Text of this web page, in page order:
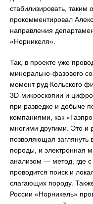
стабилизировать, таким
прокомментировал
направления
«Норникеля».
Так, в проекте уже
минерально-фазового
момент руд Кольского
3D-микроскопии и
при разведке и добыче
компаниями, как
многими другими. Это и
позволяющая заглянуть
породы, и электронная
анализом — метод, где
проводится поиск и
слагающих породу.
России «Норникель»